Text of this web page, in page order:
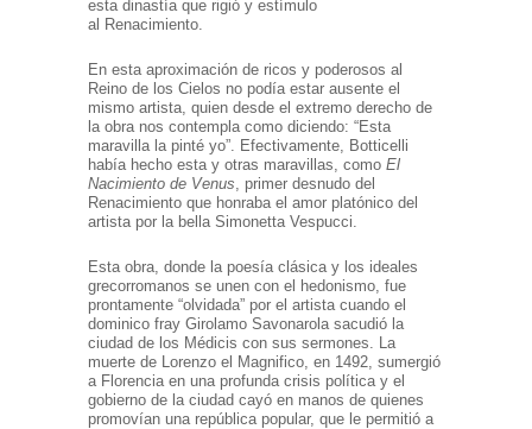
esta dinastía que rigió y estímulo
al Renacimiento.
En esta aproximación de ricos y poderosos al
Reino de los Cielos no podía estar ausente el
mismo artista, quien desde el extremo derecho de
la obra nos contempla como diciendo: “Esta
maravilla la pinté yo”. Efectivamente, Botticelli
había hecho esta y otras maravillas, como El
Nacimiento de Venus , primer desnudo del
Renacimiento que honraba el amor platónico del
artista por la bella Simonetta Vespucci.
Esta obra, donde la poesía clásica y los ideales
grecorromanos se unen con el hedonismo, fue
prontamente “olvidada” por el artista cuando el
dominico fray Girolamo Savonarola sacudió la
ciudad de los Médicis con sus sermones. La
muerte de Lorenzo el Magnifico, en 1492, sumergió
a Florencia en una profunda crisis política y el
gobierno de la ciudad cayó en manos de quienes
promovían una república popular, que le permitió a